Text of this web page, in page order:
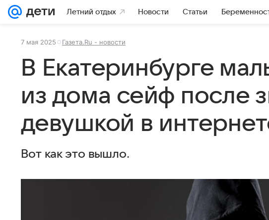
Летний отдых Новости Статьи
7 мая 2025 Газета.Ru - новости
В Екатеринбурге
из дома сейф после
девушкой в
Вот как это вышло.